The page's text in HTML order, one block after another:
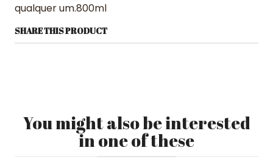
qualquer um.800ml
SHARE THIS PRODUCT
You might also be interested
in one of these